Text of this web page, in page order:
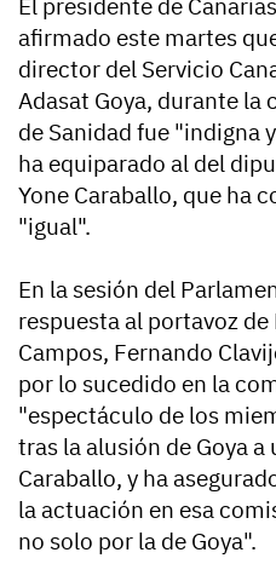
afirmado este martes
director del Servicio
Adasat Goya, durante
de Sanidad fue "indigna
ha equiparado al del
Yone Caraballo, que ha
"igual".
En la sesión del
respuesta al portavoz de
Campos, Fernando
por lo sucedido en la
"espectáculo de los
tras la alusión de Goya
Caraballo, y ha
la actuación en esa
no solo por la de Goya".